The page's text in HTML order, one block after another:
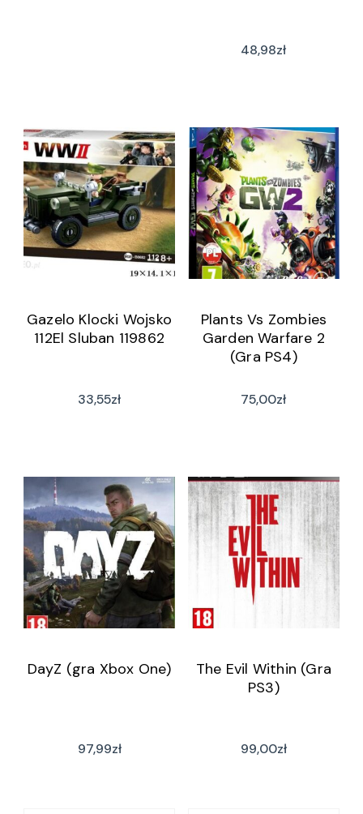
48,98zł
Gazelo Klocki Wojsko
112El Sluban 119862
33,55zł
Plants Vs Zombies
Garden Warfare 2
(Gra PS4)
75,00zł
DayZ (gra Xbox One)
97,99zł
The Evil Within (Gra
PS3)
99,00zł